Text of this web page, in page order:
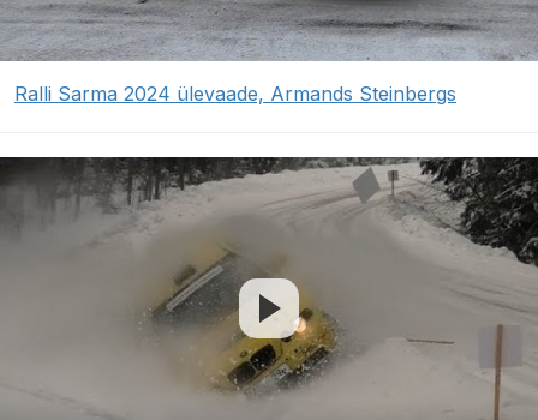
Ralli Sarma 2024 ülevaade, Armands Steinbergs